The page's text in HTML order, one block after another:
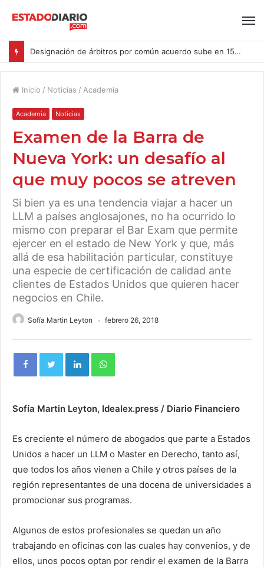
Designación de árbitros por común acuerdo sube en 15% en las causas ingresadas al CAM Santiago durante el primer semestre del año
Inicio / Noticias / Academia
Academia Noticias
Examen de la Barra de
Nueva York: un desafío al
que muy pocos se atreven
Si bien ya es una tendencia viajar a hacer un
LLM a países anglosajones, no ha ocurrido lo
mismo con preparar el Bar Exam que permite
ejercer en el estado de New York y que, más
allá de esa habilitación particular, constituye
una especie de certificación de calidad ante
clientes de Estados Unidos que quieren hacer
negocios en Chile.
Sofía Martin Leyton febrero 26, 2018
Sofía Martin Leyton, Idealex.press / Diario Financiero
Es creciente el número de abogados que parte a Estados
Unidos a hacer un LLM o Master en Derecho, tanto así,
que todos los años vienen a Chile y otros países de la
región representantes de una docena de universidades a
promocionar sus programas.
Algunos de estos profesionales se quedan un año
trabajando en oficinas con las cuales hay convenios, y de
ellos, unos pocos optan por rendir el examen de la Barra